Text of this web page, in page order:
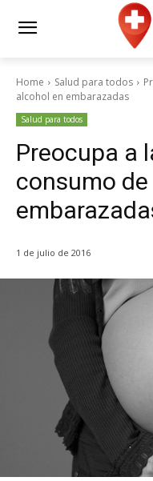
Home Salud para todos
alcohol en embarazadas
Salud para todos
Preocupa a
consumo
1 de julio de 2016